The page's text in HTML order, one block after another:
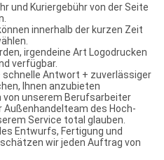
und Kuriergebühr von der Seite
innerhalb der kurzen Zeit
irgendeine Art Logodrucken
verfügbar.
schnelle Antwort + zuverlässiger
Ihnen anzubieten
von unserem Berufsarbeiter
des Hoch-
Service total glauben.
Entwurfs, Fertigung und
wir jeden Auftrag von